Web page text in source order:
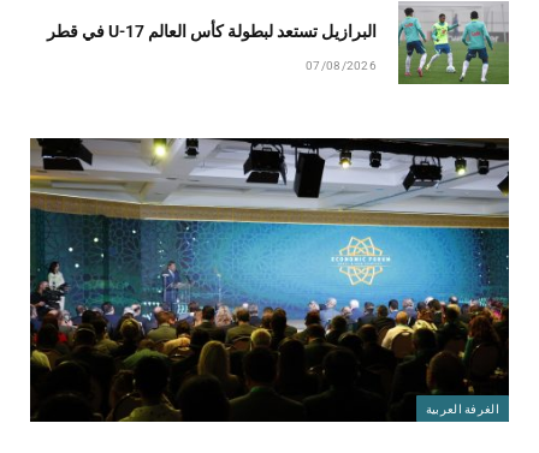
البرازيل تستعد لبطولة كأس العالم U-17 في قطر
07/08/2026
الغرفة العربية